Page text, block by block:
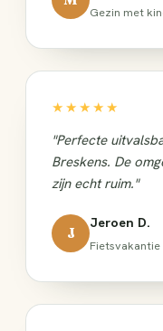
Gezin met
★★★★★
"Perfecte
Breskens. De
zijn echt ruim."
J
Jeroen D.
Fietsvakantie